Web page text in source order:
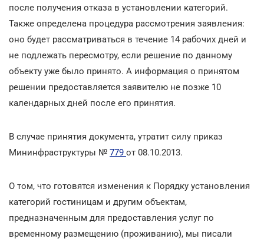
после получения отказа в установлении категорий.
Также определена процедура рассмотрения заявления:
оно будет рассматриваться в течение 14 рабочих дней и
не подлежать пересмотру, если решение по данному
объекту уже было принято. А информация о принятом
решении предоставляется заявителю не позже 10
календарных дней после его принятия.
В случае принятия документа, утратит силу приказ
Мининфраструктуры № 779 от 08.10.2013.
О том, что готовятся изменения к Порядку установления
категорий гостиницам и другим объектам,
предназначенным для предоставления услуг по
временному размещению (проживанию), мы писали